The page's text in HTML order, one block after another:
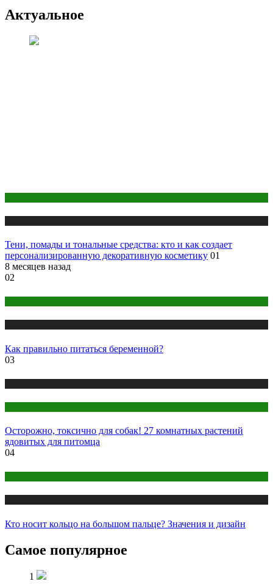
Актуальное
Тени, помады и тональные средства: кто и как создает
персонализированную декоративную косметику 01
8 месяцев назад
02
Как правильно питаться беременной?
03
Осторожно, токсично для собак! 27 комнатных растений
ядовитых для питомца
04
Кто носит кольцо на большом пальце? Значения и дизайн
Самое популярное
1